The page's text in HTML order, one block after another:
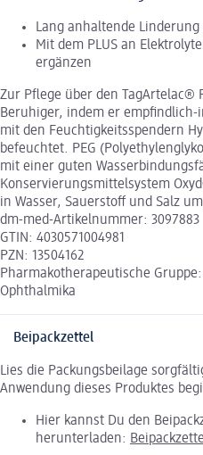
Lang anhaltende
Mit dem PLUS an
ergänzen
Zur Pflege über den TagArtelac®
Beruhiger, indem er
mit den Feuchtigkeitsspendern
befeuchtet. PEG
mit einer guten
Konservierungsmittelsystem
in Wasser, Sauerstoff und Salz
dm-med-Artikelnummer: 3097883
GTIN: 4030571004981
PZN: 13504162
Pharmakotherapeutische Gruppe:
Ophthalmika
Beipackzettel
Lies die Packungsbeilage
Anwendung dieses Produktes
Hier kannst Du den
herunterladen: